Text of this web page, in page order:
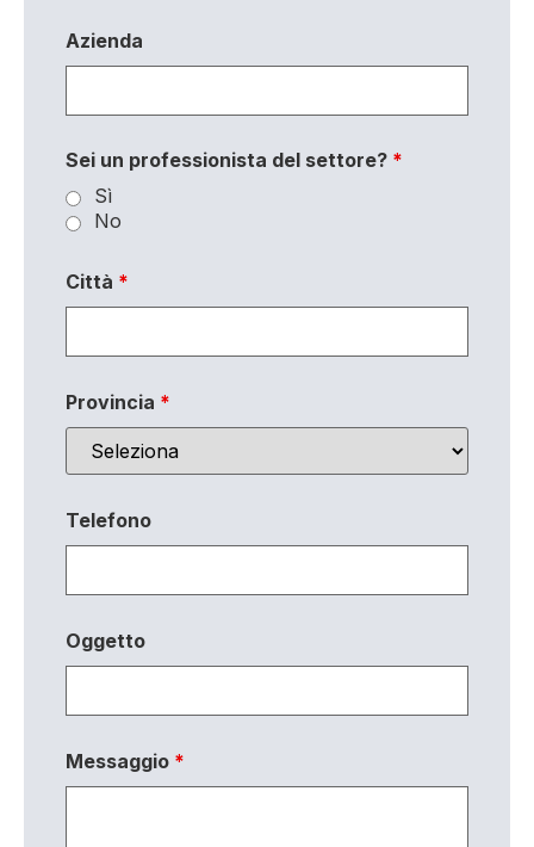
Azienda
Sei un professionista del settore? *
Sì
No
Città *
Provincia *
Telefono
Oggetto
Messaggio *